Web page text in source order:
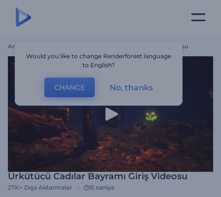
Ana Sayfa Ürkütücü Cadılar Bayramı Giriş Videosu
Ürkütücü Cadılar Bayramı Giriş Videosu
27K+ Dışa Aktarmalar 15 saniye
Would you like to change Renderforest language
to English?
CHANGE No, thanks